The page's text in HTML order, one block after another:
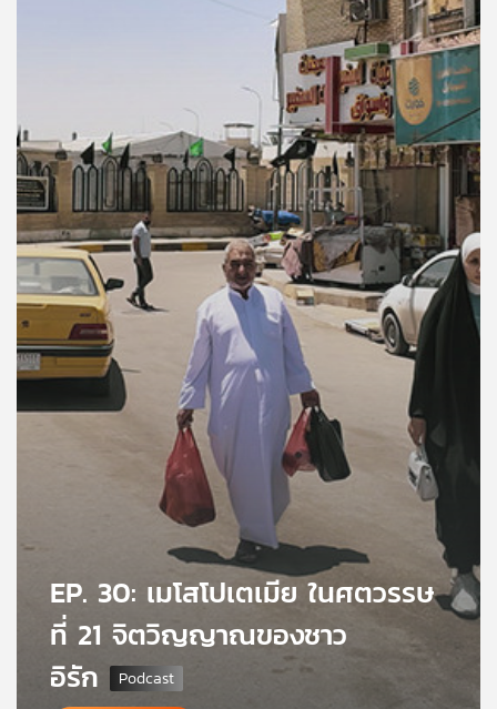
บทความ
ข่าว
และ
กิจกรรม
เกี่ยว
กับ
เรา
วิทยุ
EP. 30: เมโสโปเตเมีย ในศตวรรษ
ที่ 21 จิตวิญญาณของชาว
อิรัก